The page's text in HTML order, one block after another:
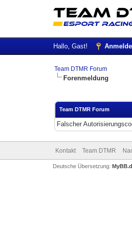
Hallo, Gast!
Team DTMR Forum
Forenmeldung
Team DTMR Forum
Falscher
Kontakt Team DTMR
Deutsche Übersetzung: